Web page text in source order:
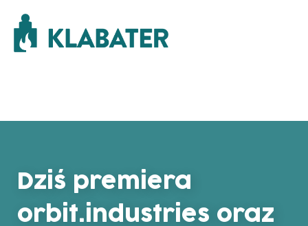
Dziś premiera
orbit.industries oraz